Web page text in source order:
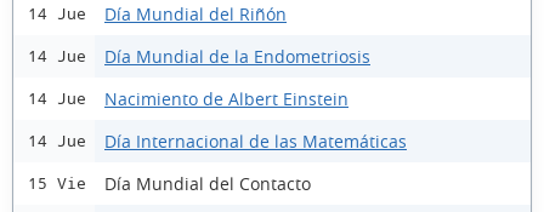
14 Jue Día Mundial del Riñón
14 Jue Día Mundial de la Endometriosis
14 Jue Nacimiento de Albert Einstein
14 Jue Día Internacional de las Matemáticas
15 Vie Día Mundial del Contacto